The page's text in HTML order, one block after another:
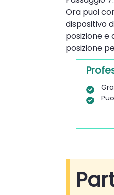
Ora puoi
dispositivo
posizione e
posizione